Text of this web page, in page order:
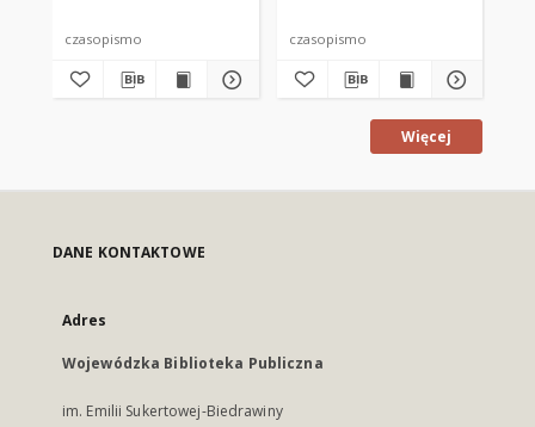
czasopismo czasopismo
Więcej
DANE KONTAKTOWE
Adres
Wojewódzka Biblioteka Publiczna
im. Emilii Sukertowej-Biedrawiny